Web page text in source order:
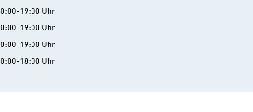
19:00 Uhr
19:00 Uhr
19:00 Uhr
18:00 Uhr